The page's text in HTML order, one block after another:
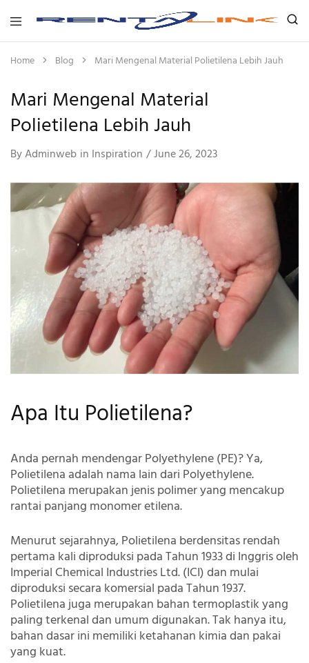
Rentalink
Solusi
Penyewaan
Terbaik
Kreativitas
Home Blog Mari Mengenal Material Polietilena Lebih Jauh
Mari Mengenal Material
Polietilena Lebih Jauh
ByAdminweb in Inspiration June 26, 2023
Apa Itu Polietilena?
Anda pernah mendengar Polyethylene (PE)? Ya,
Polietilena adalah nama lain dari Polyethylene.
Polietilena merupakan jenis polimer yang mencakup
rantai panjang monomer etilena.
Menurut sejarahnya, Polietilena berdensitas rendah
pertama kali diproduksi pada Tahun 1933 di Inggris oleh
Imperial Chemical Industries Ltd. (ICI) dan mulai
diproduksi secara komersial pada Tahun 1937.
Polietilena juga merupakan bahan termoplastik yang
paling terkenal dan umum digunakan. Tak hanya itu,
bahan dasar ini memiliki ketahanan kimia dan pakai
yang kuat.